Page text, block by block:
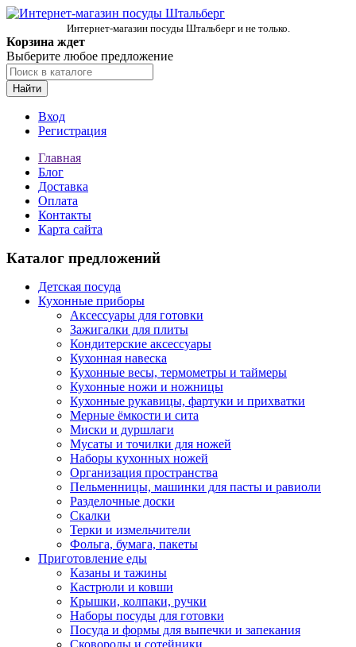
Интернет-магазин посуды Штальберг и не только.
Корзина ждет
Выберите любое предложение
Найти
Вход
Регистрация
Главная
Блог
Доставка
Оплата
Контакты
Карта сайта
Каталог предложений
Детская посуда
Кухонные приборы
Аксессуары для готовки
Зажигалки для плиты
Кондитерские аксессуары
Кухонная навеска
Кухонные весы, термометры и таймеры
Кухонные ножи и ножницы
Кухонные рукавицы, фартуки и прихватки
Мерные ёмкости и сита
Миски и дуршлаги
Мусаты и точилки для ножей
Наборы кухонных ножей
Организация пространства
Пельменницы, машинки для пасты и равиоли
Разделочные доски
Скалки
Терки и измельчители
Фольга, бумага, пакеты
Приготовление еды
Казаны и тажины
Кастрюли и ковши
Крышки, колпаки, ручки
Наборы посуды для готовки
Посуда и формы для выпечки и запекания
Сковороды и сотейники